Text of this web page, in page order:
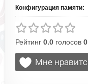
Конфигурация памяти:
Рейтинг 0.0голосов 0